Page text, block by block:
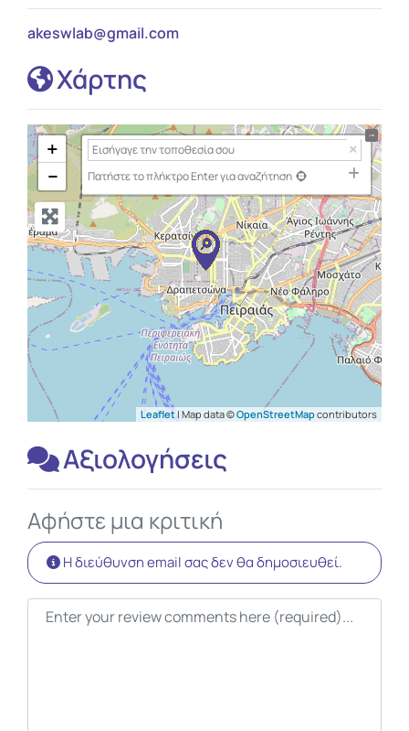
akeswlab@gmail.com
Χάρτης
+
−
Πατήστε το πλήκτρο Enter για αναζήτηση
Leaflet| Map data ©OpenStreetMapcontributors
Αξιολογήσεις
Αφήστε μια κριτική
Η διεύθυνση email σας δεν θα δημοσιευθεί.
Κείμενο κριτικής